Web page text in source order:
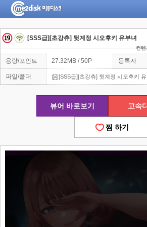
[SSS급][초강츄] 뒷계정 시오후키 유부녀
컨
용량/포인트 27.32MB / 50P 등록자
파일/폴더 [SSS급][초강츄] 뒷계정 시오후키
뷰어 바로보기 고속
찜 하기